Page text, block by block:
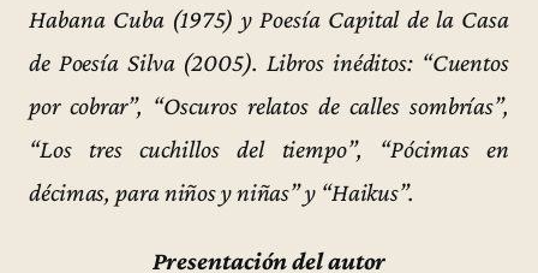
Habana Cuba (1975) y Poesía Capital de la Casa
de Poesía Silva (2005). Libros inéditos: “Cuentos
por cobrar”, “Oscuros relatos de calles sombrías”,
“Los tres cuchillos del tiempo”, “Pócimas en
décimas, para niños y niñas” y “Haikus”.
Presentación del autor